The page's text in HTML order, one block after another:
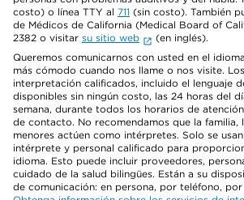
costo) o línea TTY al 711 (sin costo). También
de Médicos de California (Medical Board of
2382 o visitar su sitio web
(en inglés).
Queremos comunicarnos con usted en el
más cómodo cuando nos llame o nos visite.
interpretación calificados, incluido el lenguaje
disponibles sin ningún costo, las 24 horas del
semana, durante todos los horarios de
de contacto. No recomendamos que la familia,
menores actúen como intérpretes. Solo se
intérprete y personal calificado para
idioma. Esto puede incluir proveedores,
cuidado de la salud bilingües. Están a su
de comunicación: en persona, por teléfono,